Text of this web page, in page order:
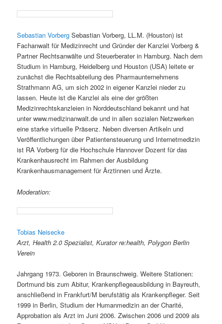
Sebastian Vorberg Sebastian Vorberg, LL.M. (Houston) ist
Fachanwalt für Medizinrecht und Gründer der Kanzlei Vorberg &
Partner Rechtsanwälte und Steuerberater in Hamburg. Nach dem
Studium in Hamburg, Heidelberg und Houston (USA) leitete er
zunächst die Rechtsabteilung des Pharmaunternehmens
Strathmann AG, um sich 2002 in eigener Kanzlei nieder zu
lassen. Heute ist die Kanzlei als eine der größten
Medizinrechtskanzleien in Norddeutschland bekannt und hat
unter www.medizinanwalt.de und in allen sozialen Netzwerken
eine starke virtuelle Präsenz. Neben diversen Artikeln und
Veröffentlichungen über Patientensteuerung und Internetmedizin
ist RA Vorberg für die Hochschule Hannover Dozent für das
Krankenhausrecht im Rahmen der Ausbildung
Krankenhausmanagement für Ärztinnen und Ärzte.
Moderation:
Tobias Neisecke
Arzt, Health 2.0 Spezialist, Kurator re:health, Polygon Berlin
Verein
Jahrgang 1973. Geboren in Braunschweig. Weitere Stationen:
Dortmund bis zum Abitur, Krankenpflegeausbildung in Bayreuth,
anschließend in Frankfurt/M berufstätig als Krankenpfleger. Seit
1999 in Berlin, Studium der Humanmedizin an der Charité,
Approbation als Arzt im Juni 2006. Zwischen 2006 und 2009 als